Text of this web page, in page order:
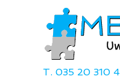
T. 035 20 310